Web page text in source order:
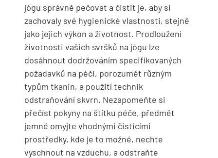
jógu správně pečovat a čistit je, aby si
zachovaly své hygienické vlastnosti, stejně
jako jejich výkon a životnost. Prodloužení
životnosti vašich svršků na jógu lze
dosáhnout dodržováním specifikovaných
požadavků na péči, porozumět různým
typům tkanin, a použití technik
odstraňování skvrn. Nezapomeňte si
přečíst pokyny na štítku péče, předmět
jemně omyjte vhodnými čisticími
prostředky, kde je to možné, nechte
vyschnout na vzduchu, a odstraňte